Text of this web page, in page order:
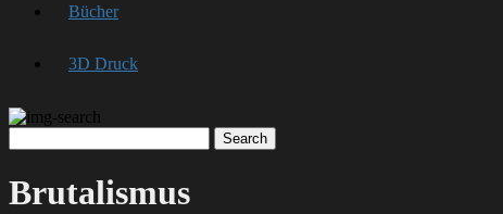
Bücher
3D Druck
Brutalismus